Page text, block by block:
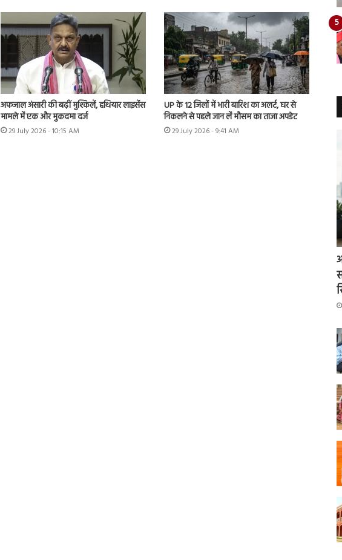
अफजाल अंसारी की बढ़ीं मुश्किलें, हथियार लाइसेंस
मामले में एक और मुकदमा दर्ज
29 July 2026 - 10:15 AM
UP के 12 जिलों में भारी बारिश का अलर्ट, घर से
निकलने से पहले जान लें मौसम का ताजा अपडेट
29 July 2026 - 9:41 AM